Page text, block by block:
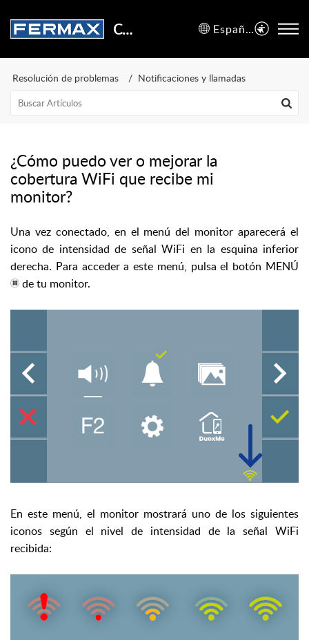
Centro de Soporte Español (España)
Resolución de problemas Notificaciones y llamadas
¿Cómo puedo ver o mejorar la
cobertura WiFi que recibe mi
monitor?
Una vez conectado, en el menú del monitor aparecerá el
icono de intensidad de señal WiFi en la esquina inferior
derecha. Para acceder a este menú, pulsa el botón MENÚ
de tu monitor.
En este menú, el monitor mostrará uno de los siguientes
iconos según el nivel de intensidad de la señal WiFi
recibida: